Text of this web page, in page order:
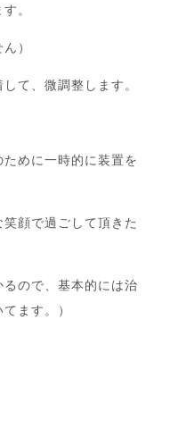
。
）
て、微調整します。
めに一時的に装置を
顔で過ごして頂きた
るので、基本的には治
ます。）